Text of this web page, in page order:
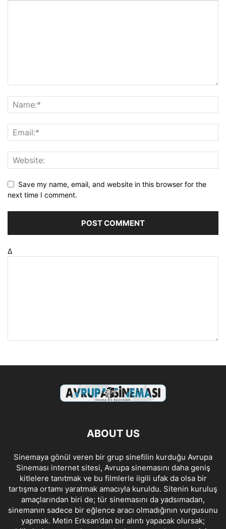
Save my name, email, and website in this browser for the
next time I comment.
Δ
ABOUT US
Sinemaya gönül veren bir grup sinefilin kurduğu Avrupa
Sineması internet sitesi, Avrupa sinemasını daha geniş
kitlelere tanıtmak ve bu filmlerle ilgili ufak da olsa bir
tartışma ortamı yaratmak amacıyla kuruldu. Sitenin kuruluş
amaçlarından biri de; tür sinemasını da yadsımadan,
sinemanın sadece bir eğlence aracı olmadığının vurgusunu
yapmak. Metin Erksan’dan bir alıntı yapacak olursak;